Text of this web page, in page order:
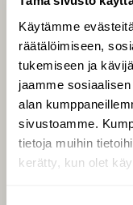
Käytämme
räätälöimiseen,
tukemiseen ja
jaamme
alan
sivustoamme.
tietoja muihin
kerätty, kun olet